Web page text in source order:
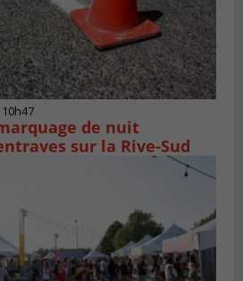
de nuit
sur la Rive-Sud